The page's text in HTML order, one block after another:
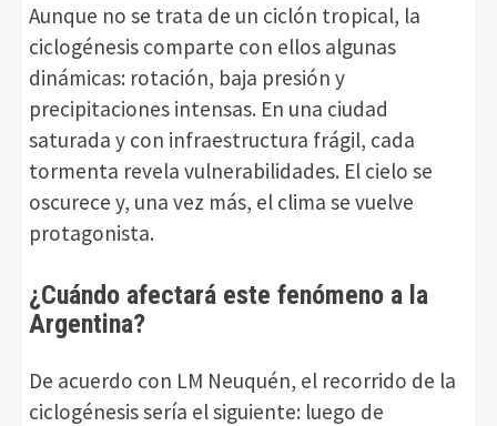
Aunque no se trata de un ciclón tropical, la
ciclogénesis comparte con ellos algunas
dinámicas: rotación, baja presión y
precipitaciones intensas. En una ciudad
saturada y con infraestructura frágil, cada
tormenta revela vulnerabilidades. El cielo se
oscurece y, una vez más, el clima se vuelve
protagonista.
¿Cuándo afectará este fenómeno a la
Argentina?
De acuerdo con LM Neuquén, el recorrido de la
ciclogénesis sería el siguiente: luego de